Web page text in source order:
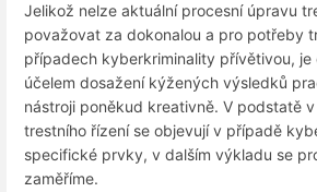
Jelikož nelze aktuální procesní úpravu
považovat za dokonalou a pro potřeby
případech kyberkriminality přívětivou, je
účelem dosažení kýžených výsledků
nástroji poněkud kreativně. V podstatě
trestního řízení se objevují v případě
specifické prvky, v dalším výkladu se
zaměříme.